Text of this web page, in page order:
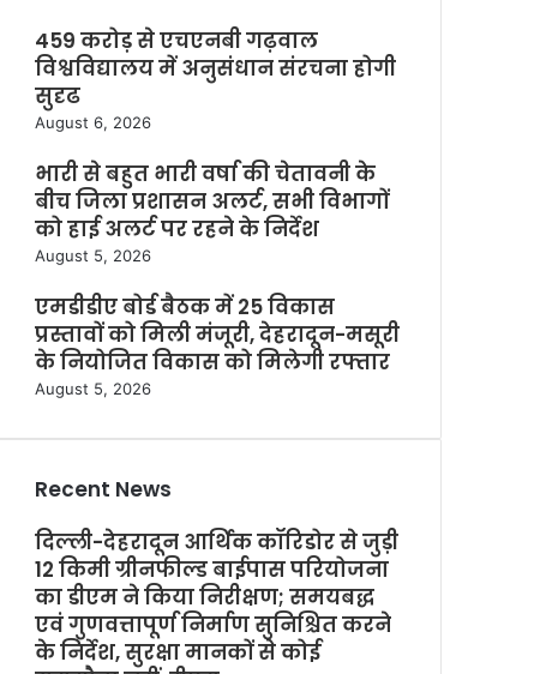
459 करोड़ से एचएनबी गढ़वाल
विश्वविद्यालय में अनुसंधान संरचना होगी
सुदृढ
August 6, 2026
भारी से बहुत भारी वर्षा की चेतावनी के
बीच जिला प्रशासन अलर्ट, सभी विभागों
को हाई अलर्ट पर रहने के निर्देश
August 5, 2026
एमडीडीए बोर्ड बैठक में 25 विकास
प्रस्तावों को मिली मंजूरी, देहरादून-मसूरी
के नियोजित विकास को मिलेगी रफ्तार
August 5, 2026
Recent News
दिल्ली-देहरादून आर्थिक कॉरिडोर से जुड़ी
12 किमी ग्रीनफील्ड बाईपास परियोजना
का डीएम ने किया निरीक्षण; समयबद्ध
एवं गुणवत्तापूर्ण निर्माण सुनिश्चित करने
के निर्देश, सुरक्षा मानकों से कोई